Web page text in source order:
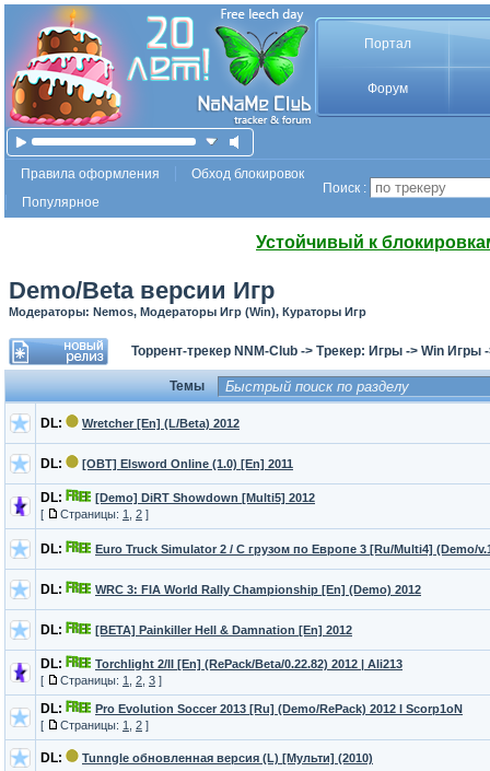
Портал
Форум
Правила оформления
Обход блокировок
Популярное
Поиск :
Устойчивый к
Demo/Beta версии Игр
Модераторы: Nemos, Модераторы Игр (Win), Кураторы Игр
Торрент-трекер NNM-Club -> Трекер: Игры -> Win Игры
Темы
DL: Wretcher [En] (L/Beta) 2012
DL: [OBT] Elsword Online (1.0) [En] 2011
DL:
[Demo] DiRT Showdown [Multi5] 2012
[
Страницы: 1 2 ]
DL: Euro Truck Simulator 2 / С грузом по Европе 3 [Ru/Multi4] (Demo/
DL: WRC 3: FIA World Rally Championship [En] (Demo) 2012
DL: [BETA] Painkiller Hell & Damnation [En] 2012
DL:
Torchlight 2/II [En] (RePack/Beta/0.22.82) 2012 | Ali213
[
Страницы: 1 2 3 ]
DL:
Pro Evolution Soccer 2013 [Ru] (Demo/RePack) 2012 l Scorp1oN
[
Страницы: 1 2 ]
DL: Tunngle обновленная версия (L) [Мульти] (2010)